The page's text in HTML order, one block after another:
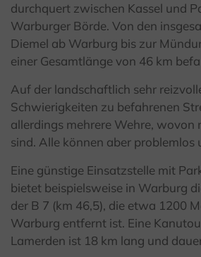
durchquert zwischen Kassel und
Warburger Börde. Von den
Diemel ab Warburg bis zur
einer Gesamtlänge von 46 km
Auf der landschaftlich sehr
Schwierigkeiten zu befahrenen
allerdings mehrere Wehre, wovon
sind. Alle können aber problemlos
Eine günstige Einsatzstelle mit
bietet beispielsweise in Warburg
der B 7 (km 46,5), die etwa 1200
Warburg entfernt ist. Eine
Lamerden ist 18 km lang und